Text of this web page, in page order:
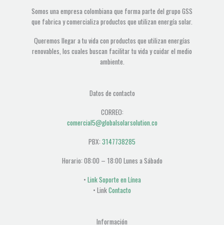
Somos una empresa colombiana que forma parte del grupo GSS
que fabrica y comercializa productos que utilizan energía solar.
Queremos llegar a tu vida con productos que utilizan energías
renovables, los cuales buscan facilitar tu vida y cuidar el medio
ambiente.
Datos de contacto
CORREO:
comercial5@globalsolarsolution.co
PBX: 3147738285
Horario: 08:00 – 18:00 Lunes a Sábado
• Link Soporte en Línea
• LinkContacto
Información